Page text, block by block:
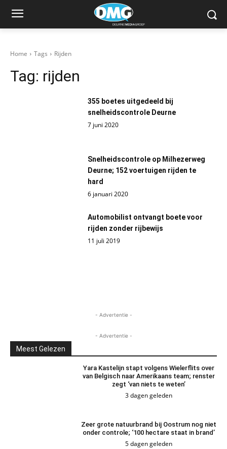
Home Tags Rijden
Tag: rijden
355 boetes uitgedeeld bij
snelheidscontrole Deurne
7 juni 2020
Snelheidscontrole op Milhezerweg
Deurne; 152 voertuigen rijden te
hard
6 januari 2020
Automobilist ontvangt boete voor
rijden zonder rijbewijs
11 juli 2019
- Advertentie -
- Advertentie -
Meest Gelezen
Yara Kastelijn stapt volgens Wielerflits over
van Belgisch naar Amerikaans team; renster
zegt ‘van niets te weten’
3 dagen geleden
Zeer grote natuurbrand bij Oostrum nog niet
onder controle; ‘100 hectare staat in brand’
5 dagen geleden